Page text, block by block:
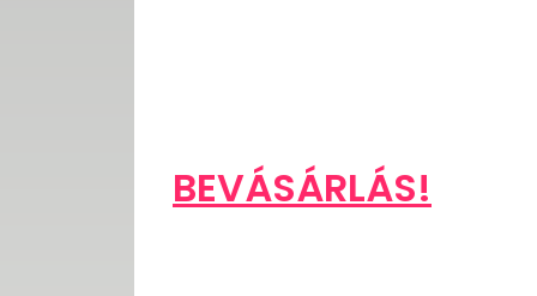
BEVÁSÁRLÁS!